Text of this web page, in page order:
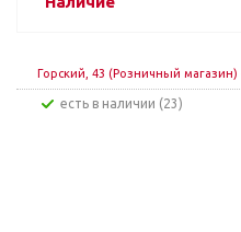
Горский, 43 (Розничный магазин)
Есть в наличии (23)